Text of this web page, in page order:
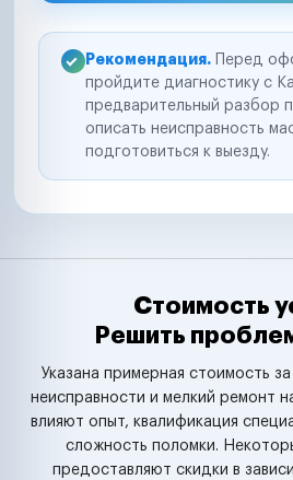
Рекомендация. Перед
пройдите диагностику с
предварительный разбор
описать неисправность
подготовиться к выезду.
Стоимость
Решить
Указана примерная стоимость
неисправности и мелкий ремонт
влияют опыт, квалификация
сложность поломки.
предоставляют скидки в